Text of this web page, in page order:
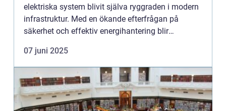
elektriska system blivit själva ryggraden i modern
infrastruktur. Med en ökande efterfrågan på
säkerhet och effektiv energihantering blir
07 juni 2025